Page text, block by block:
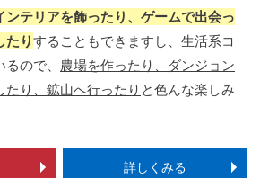
ンテリアを飾ったり、ゲームで出会っ
たりすることもできますし、生活系コ
ので、 農場を作ったり、ダンジョン
たり、鉱山へ行ったり と色んな楽しみ
詳しくみる